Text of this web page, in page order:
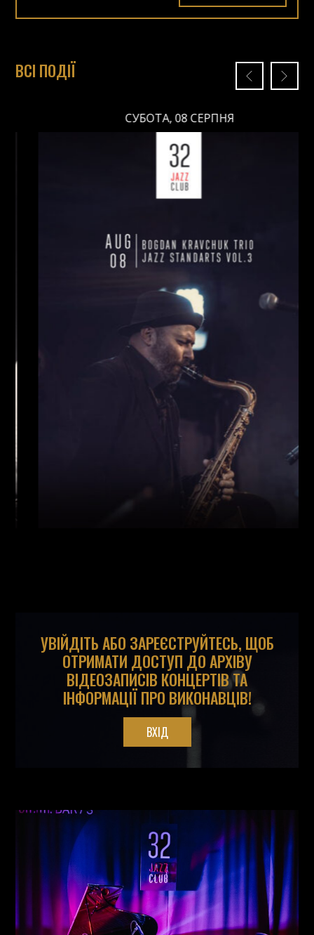
ВСІ ПОДІЇ
СУБОТА, 08 СЕРПНЯ
Богдан Кравчук (Саксофон
Олександр Ємець (
УВІЙДІТЬ АБО ЗАРЕЄСТРУЙТЕСЬ, ЩОБ
ОТРИМАТИ ДОСТУП ДО АРХІВУ
ВІДЕОЗАПИСІВ КОНЦЕРТІВ ТА
ІНФОРМАЦІЇ ПРО ВИКОНАВЦІВ!
ВХІД